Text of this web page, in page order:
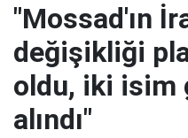
"Mossad'ın
değişikliği
oldu, iki isim
alındı"